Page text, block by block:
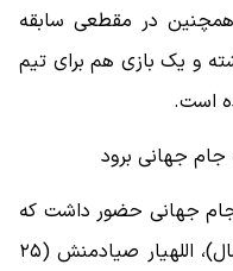
همچنین در مقطعی سابقه
و یک بازی هم برای تیم
جام جهانی برود
در جام جهانی حضور داشت که
بازیکنانی مانند کسری طاهری (۱۹ سال)، اللهیار صیادمنش (۲۵